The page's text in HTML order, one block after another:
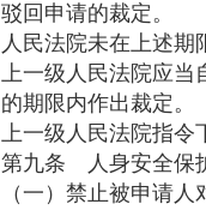
驳回申请的裁定。
人民法院未在上述
上一级人民法院应当
的期限内作出裁定。
上一级人民法院指令
第九条 人身安全保
（一）禁止被申请